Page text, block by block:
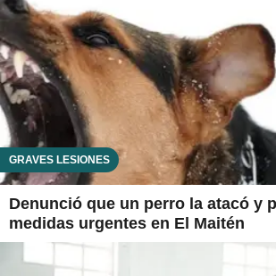
GRAVES LESIONES
Denunció que un perro la atacó y
medidas urgentes en El Maitén